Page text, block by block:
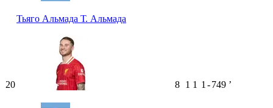
Тьяго Альмада Т. Альмада
20 8 1 1 1 -749 ʼ